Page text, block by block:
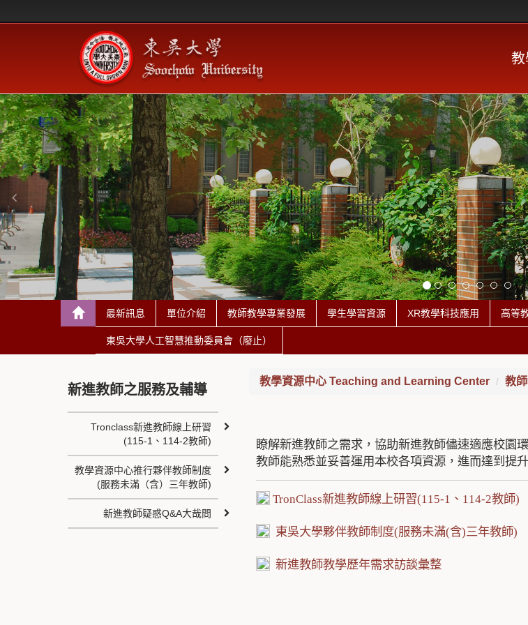
教
最新訊息 單位介紹 教師教學專業發展 學生學習資源 XR教學科技應用 高等
東吳大學人工智慧推動委員會（廢止）
教學資源中心 Teaching and Learning Center 教
瞭解新進教師之需求，協助新進教師儘速適應校園
教師能熟悉並妥善運用本校各項資源，進而達到提
TronClass新進教師線上研習(115-1、114-2教師)
東吳大學夥伴教師制度(服務未滿(含)三年教師)
新進教師教學歷年需求訪談彙整
新進教師之服務及輔導
Tronclass新進教師線上研習
(115-1、114-2教師)
教學資源中心推行夥伴教師制度
(服務未滿（含）三年教師)
新進教師疑惑Q&A大哉問